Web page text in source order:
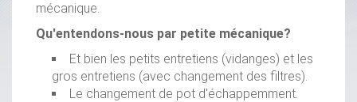
mécanique.
Qu'entendons-nous par petite mécanique?
Et bien les petits entretiens (vidanges) et les
gros entretiens (avec changement des filtres).
Le changement de pot d'échappemment.